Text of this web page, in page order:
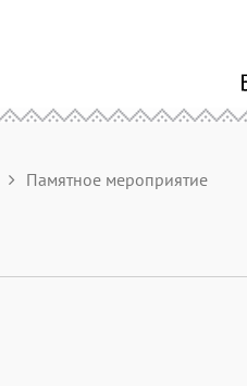
Памятное мероприятие